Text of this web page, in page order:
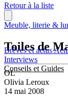
Brèves et actus
Interviews
Conseils et Guides
Retour à la liste
Meuble, literie &
Toiles de
OL
Olivia Leroux
14 mai 2008